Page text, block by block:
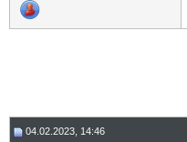
04.02.2023, 14:46